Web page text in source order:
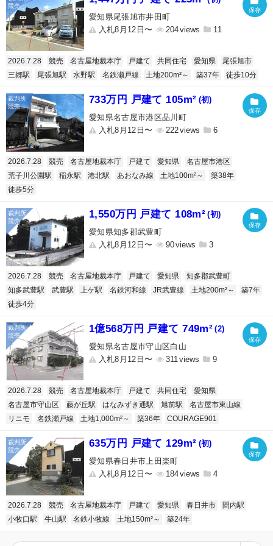
愛知県尾張旭市井田町
入札8月12日〜
204 11
2026.7.28 競売 名古屋地裁本庁 戸建て 共同住宅 愛知県
尾張旭市
三郷駅
尾張旭駅 水野駅 名鉄瀬戸線 土地200m²～ 築37年 徒歩10分
733万円 戸建て 105m² (初)
愛知県名古屋市港区品川町
入札8月12日〜
222 6
2026.7.28 競売 名古屋地裁本庁 戸建て 愛知県
名古屋市港区
荒子川公園駅
稲永駅 港北駅 あおなみ線 土地100m²～
築38年
徒歩5分
1,550万円 戸建て 108m² (初)
愛知県知多郡武豊町
入札8月12日〜
90 3
2026.7.28 競売 名古屋地裁本庁 戸建て 愛知県
知多郡武豊町
知多武豊駅
武豊駅 上ゲ駅 名鉄河和線 JR武豊線 土地200m²～
築7年
徒歩4分
1億568万円 戸建て 749m² (2)
愛知県名古屋市守山区白山
入札8月12日〜
311 9
2026.7.28 競売 名古屋地裁本庁 戸建て 共同住宅
愛知県
名古屋市守山区
藤が丘駅 はなみずき通駅 旭前駅
名古屋市東山線
リニモ
名鉄瀬戸線 土地1,000m²～ 築36年 COURAGE901
635万円 戸建て 129m² (初)
愛知県春日井市上田楽町
入札8月12日〜
184 4
2026.7.28 競売 名古屋地裁本庁 戸建て 愛知県 春日井市
間内駅
小牧口駅
牛山駅 名鉄小牧線 土地150m²～ 築24年